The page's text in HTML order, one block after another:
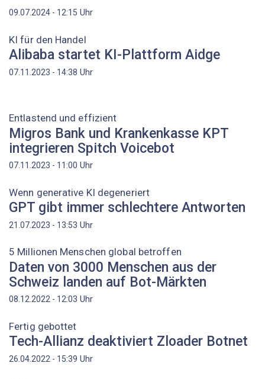
09.07.2024 - 12:15 Uhr
KI für den Handel
Alibaba startet KI-Plattform Aidge
07.11.2023 - 14:38 Uhr
Entlastend und effizient
Migros Bank und Krankenkasse KPT
integrieren Spitch Voicebot
07.11.2023 - 11:00 Uhr
Wenn generative KI degeneriert
GPT gibt immer schlechtere Antworten
21.07.2023 - 13:53 Uhr
5 Millionen Menschen global betroffen
Daten von 3000 Menschen aus der
Schweiz landen auf Bot-Märkten
08.12.2022 - 12:03 Uhr
Fertig gebottet
Tech-Allianz deaktiviert Zloader Botnet
26.04.2022 - 15:39 Uhr